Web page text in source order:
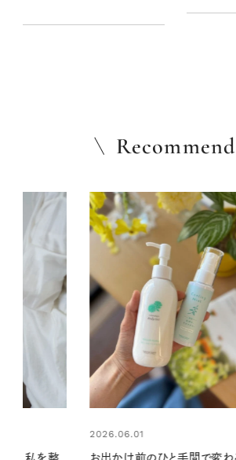
つかる大人気イベント参加レ
た！
Recommend
変わる、夏